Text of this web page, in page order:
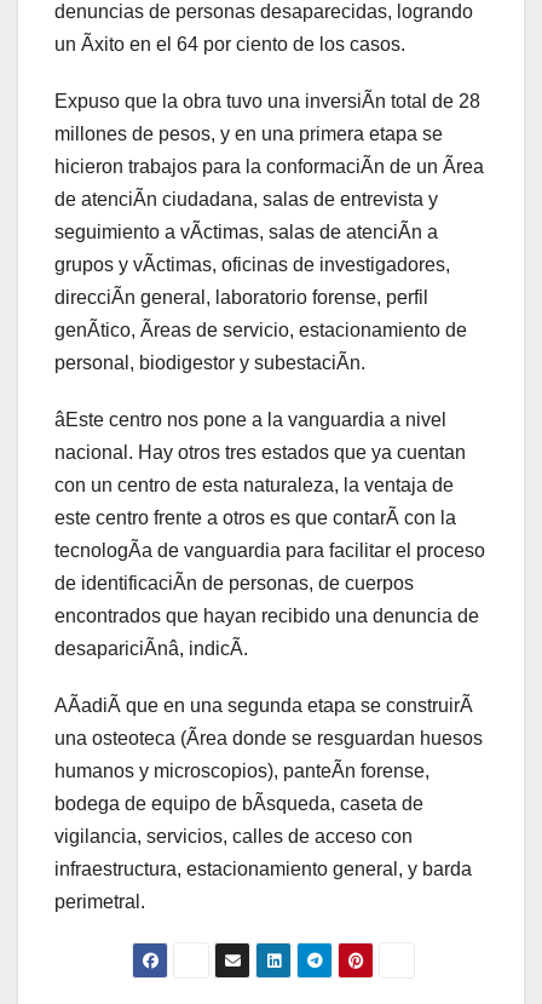
denuncias de personas desaparecidas, logrando
un Ãxito en el 64 por ciento de los casos.
Expuso que la obra tuvo una inversiÃn total de 28
millones de pesos, y en una primera etapa se
hicieron trabajos para la conformaciÃn de un Ãrea
de atenciÃn ciudadana, salas de entrevista y
seguimiento a vÃctimas, salas de atenciÃn a
grupos y vÃctimas, oficinas de investigadores,
direcciÃn general, laboratorio forense, perfil
genÃtico, Ãreas de servicio, estacionamiento de
personal, biodigestor y subestaciÃn.
âEste centro nos pone a la vanguardia a nivel
nacional. Hay otros tres estados que ya cuentan
con un centro de esta naturaleza, la ventaja de
este centro frente a otros es que contarÃ con la
tecnologÃa de vanguardia para facilitar el proceso
de identificaciÃn de personas, de cuerpos
encontrados que hayan recibido una denuncia de
desapariciÃnâ, indicÃ.
AÃadiÃ que en una segunda etapa se construirÃ
una osteoteca (Ãrea donde se resguardan huesos
humanos y microscopios), panteÃn forense,
bodega de equipo de bÃsqueda, caseta de
vigilancia, servicios, calles de acceso con
infraestructura, estacionamiento general, y barda
perimetral.